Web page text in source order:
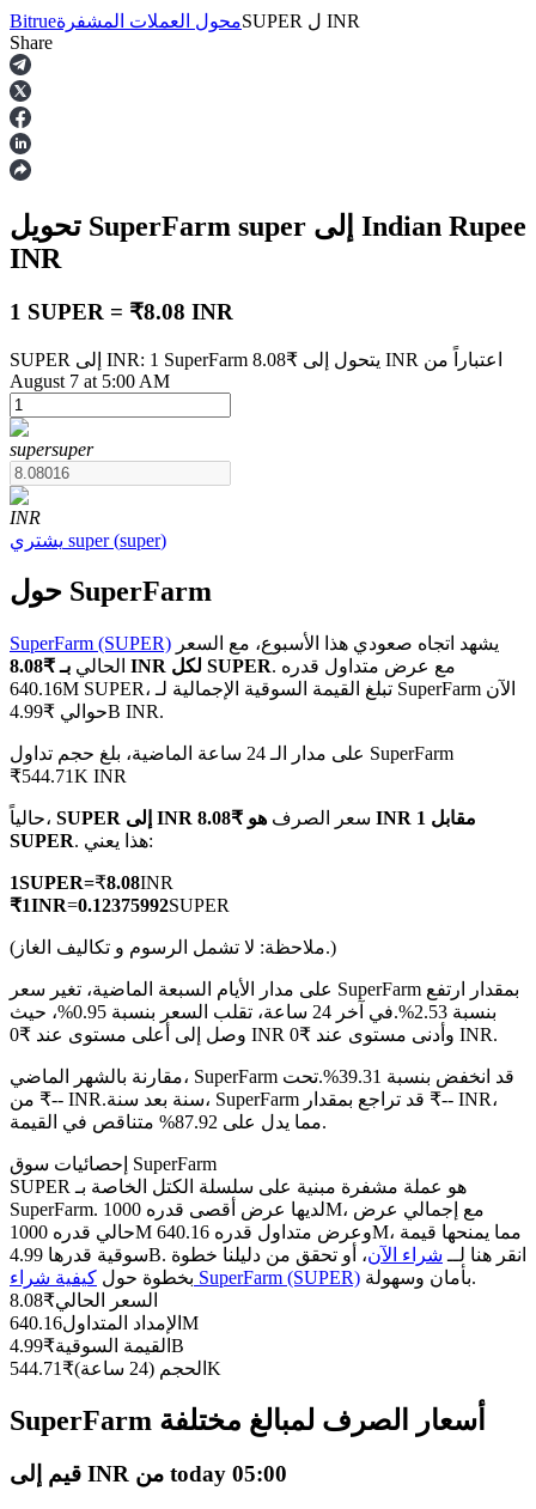
العقود الآجلة
العقود الآجلة USDT
العقود الآجلة لـ COIN-M
العقود الآجلة للعملات المشفرة
TradFi
مشتقات الأسهم والعملات الأجنبية والمعادن الثمينة والسلع
العقود الآجلة USDC
العقود الآجلة باستخدام USDC كضمان
نسخ التداول
انضم إلى أفضل المتداولين
Bitrueمحول العملات المشفرةSUPER ل INR
Share
تحويل SuperFarm super
إلى Indian Rupee
INR
1 SUPER = ₹8.08 INR
SUPER إلى INR: 1 SuperFarm يتحول إلى ₹8.08 INR اعتباراً من
August 7 at 5:00 AM
supersuper
INR
يشتري super(super)
حول SuperFarm
SuperFarm (SUPER)
الحالي
بـ ₹8.08 INR لكل SUPER. مع عرض متداول قدره
640.16M SUPER، تبلغ القيمة السوقية الإجمالية لـ SuperFarm الآن
حوالي ₹4.99B INR.
على مدار الـ 24 ساعة الماضية، بلغ حجم تداول SuperFarm
₹544.71K INR
حالياً، SUPER إلى INR سعر الصرف
هو ₹8.08 INR مقابل 1
SUPER
. هذا يعني:
1SUPER=₹8.08INR
₹1INR=0.12375992SUPER
(ملاحظة: لا تشمل الرسوم و تكاليف الغاز.)
على مدار الأيام السبعة الماضية، تغير سعر SuperFarm بمقدار ارتفع
بنسبة 2.53%.
في آخر 24 ساعة، تقلب السعر بنسبة 0.95%، حيث
وصل إلى أعلى مستوى عند ₹0 INR وأدنى مستوى عند ₹0 INR.
مقارنة بالشهر الماضي، SuperFarm قد انخفض بنسبة 39.31%.تحت
من ₹-- INR.سنة بعد سنة، SuperFarm قد تراجع بمقدار ₹-- INR،
مما يدل على 87.92% متناقص في القيمة.
إحصائيات سوق SuperFarm
SUPER هو عملة مشفرة مبنية على سلسلة الكتل الخاصة بـ
SuperFarm. لديها عرض أقصى قدره 1000M، مع إجمالي عرض
حالي قدره 1000M وعرض متداول قدره 640.16M، مما يمنحها قيمة
سوقية قدرها 4.99B. انقر هنا لــ شراء الآن، أو تحقق من دليلنا خطوة
بخطوة حول كيفية شراء SuperFarm (SUPER)
بأمان وسهولة.
السعر الحالي₹
8.08
الإمداد المتداول 640.16M
القيمة السوقية₹
4.99B
الحجم (24 ساعة)
₹ 544.71K
SuperFarm أسعار الصرف لمبالغ مختلفة
قيم إلى INR من today 05:00